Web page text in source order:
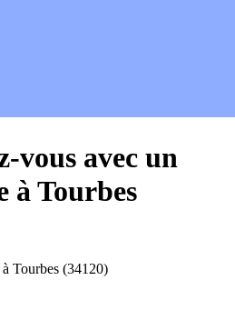
vous avec un
à Tourbes
Tourbes (34120)